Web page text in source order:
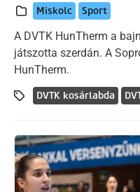
Miskolc Sport
A DVTK HunTherm a
játszotta szerdán. A
HunTherm.
DVTK kosárlabda